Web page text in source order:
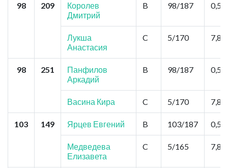
98 209
Королев
Дмитрий
B 98/187 0,52
Лукша
Анастасия
C 5/170 7,8
98 251
Панфилов
Аркадий
B 98/187 0,52
Васина Кира C 5/170 7,8
103 149 Ярцев Евгений B 103/187 0,52
Медведева
Елизавета
C 5/165 7,8